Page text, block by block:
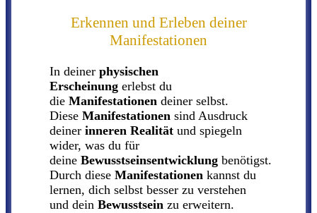
Erkennen und Erleben deiner
Manifestationen
In deiner physischen
Erscheinung erlebst du
die Manifestationen deiner selbst.
Diese Manifestationen sind Ausdruck
deiner inneren Realität und spiegeln
wider, was du für
deine Bewusstseinsentwicklung benötigst.
Durch diese Manifestationen kannst du
lernen, dich selbst besser zu verstehen
und dein Bewusstsein zu erweitern.